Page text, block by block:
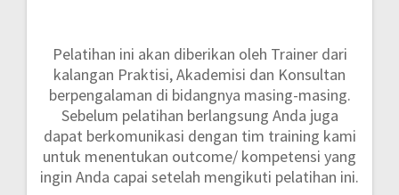
Pelatihan ini akan diberikan oleh Trainer dari
kalangan Praktisi, Akademisi dan Konsultan
berpengalaman di bidangnya masing-masing.
Sebelum pelatihan berlangsung Anda juga
dapat berkomunikasi dengan tim training kami
untuk menentukan outcome/ kompetensi yang
ingin Anda capai setelah mengikuti pelatihan ini.